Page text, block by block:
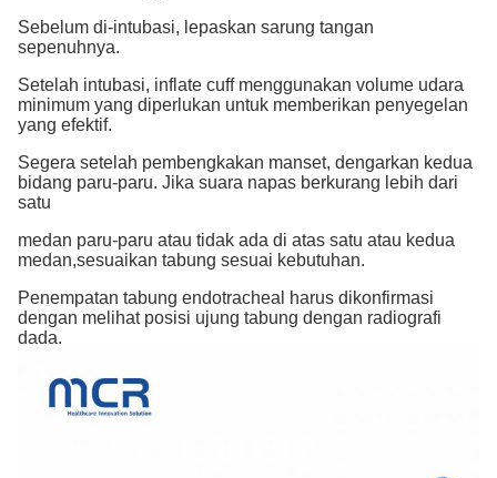
Sebelum di-intubasi, lepaskan sarung tangan
sepenuhnya.
Setelah intubasi, inflate cuff menggunakan volume udara
minimum yang diperlukan untuk memberikan penyegelan
yang efektif.
Segera setelah pembengkakan manset, dengarkan kedua
bidang paru-paru. Jika suara napas berkurang lebih dari
satu
medan paru-paru atau tidak ada di atas satu atau kedua
medan,sesuaikan tabung sesuai kebutuhan.
Penempatan tabung endotracheal harus dikonfirmasi
dengan melihat posisi ujung tabung dengan radiografi
dada.